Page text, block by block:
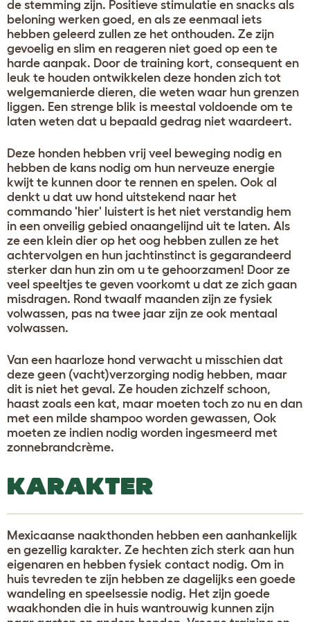
de stemming zijn. Positieve stimulatie en snacks als
beloning werken goed, en als ze eenmaal iets
hebben geleerd zullen ze het onthouden. Ze zijn
gevoelig en slim en reageren niet goed op een te
harde aanpak. Door de training kort, consequent en
leuk te houden ontwikkelen deze honden zich tot
welgemanierde dieren, die weten waar hun grenzen
liggen. Een strenge blik is meestal voldoende om te
laten weten dat u bepaald gedrag niet waardeert.
Deze honden hebben vrij veel beweging nodig en
hebben de kans nodig om hun nerveuze energie
kwijt te kunnen door te rennen en spelen. Ook al
denkt u dat uw hond uitstekend naar het
commando 'hier' luistert is het niet verstandig hem
in een onveilig gebied onaangelijnd uit te laten. Als
ze een klein dier op het oog hebben zullen ze het
achtervolgen en hun jachtinstinct is gegarandeerd
sterker dan hun zin om u te gehoorzamen! Door ze
veel speeltjes te geven voorkomt u dat ze zich gaan
misdragen. Rond twaalf maanden zijn ze fysiek
volwassen, pas na twee jaar zijn ze ook mentaal
volwassen.
Van een haarloze hond verwacht u misschien dat
deze geen (vacht)verzorging nodig hebben, maar
dit is niet het geval. Ze houden zichzelf schoon,
haast zoals een kat, maar moeten toch zo nu en dan
met een milde shampoo worden gewassen, Ook
moeten ze indien nodig worden ingesmeerd met
zonnebrandcrème.
KARAKTER
Mexicaanse naakthonden hebben een aanhankelijk
en gezellig karakter. Ze hechten zich sterk aan hun
eigenaren en hebben fysiek contact nodig. Om in
huis tevreden te zijn hebben ze dagelijks een goede
wandeling en speelsessie nodig. Het zijn goede
waakhonden die in huis wantrouwig kunnen zijn